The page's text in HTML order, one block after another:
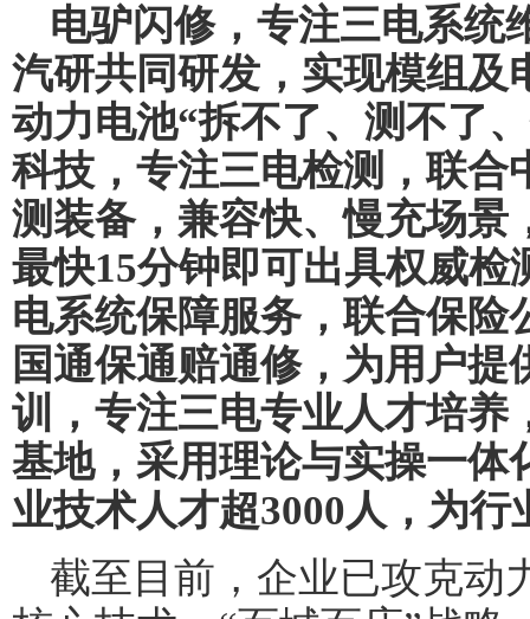
电驴闪修，专注三电系统
汽研共同研发，实现模组及
动力电池“拆不了、测不了
科技，专注三电检测，联合
测装备，兼容快、慢充场景
最快15分钟即可出具权威检
电系统保障服务，联合保险
国通保通赔通修，为用户提
训，专注三电专业人才培养
基地，采用理论与实操一体
业技术人才超3000人，为行
截至目前，企业已攻克动